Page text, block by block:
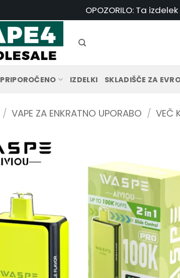
OPOZORILO: Ta
PRIPOROČENO IZDELKI SKLADIŠČE ZA
/ VAPE ZA ENKRATNO UPORABO / VEČ